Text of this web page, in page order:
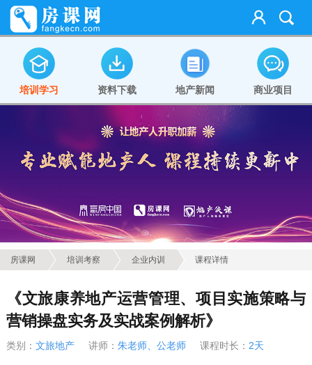
培训学习 资料下载 地产新闻 商业项目
房课网 培训考察 企业内训 课程详情
《文旅康养地产运营管理、项目实施策略与
营销操盘实务及实战案例解析》
类别： 文旅地产讲师： 朱老师、公老师课程时长： 2天